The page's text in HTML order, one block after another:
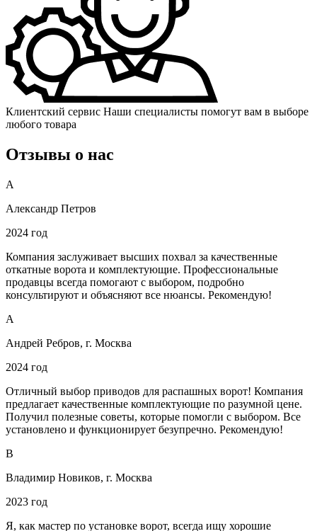
Клиентский сервис Наши специалисты помогут вам в выборе
любого товара
Отзывы о нас
А
Александр Петров
2024 год
Компания заслуживает высших похвал за качественные
откатные ворота и комплектующие. Профессиональные
продавцы всегда помогают с выбором, подробно
консультируют и объясняют все нюансы. Рекомендую!
А
Андрей Ребров, г. Москва
2024 год
Отличный выбор приводов для распашных ворот! Компания
предлагает качественные комплектующие по разумной цене.
Получил полезные советы, которые помогли с выбором. Все
установлено и функционирует безупречно. Рекомендую!
В
Владимир Новиков, г. Москва
2023 год
Я, как мастер по установке ворот, всегда ищу хорошие